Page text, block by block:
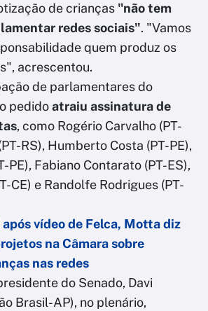
de crianças "não tem
redes sociais". "Vamos
quem produz os
acrescentou.
de parlamentares do
pedidoatraiu assinatura de
, como Rogério Carvalho (PT-
RS), Humberto Costa (PT-PE),
PE), Fabiano Contarato (PT-ES),
CE) e Randolfe Rodrigues (PT-
vídeo de Felca, Motta diz
na Câmara sobre
nas redes
do Senado, Davi
Brasil-AP), no plenário,